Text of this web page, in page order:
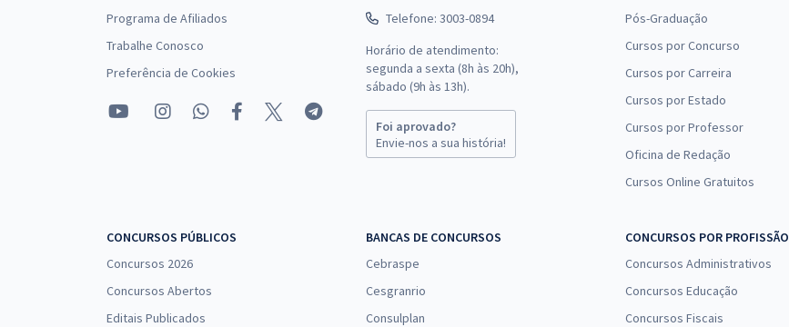
Programa de Afiliados
Trabalhe Conosco
Preferência de Cookies
Telefone: 3003-0894
Horário de atendimento:
segunda a sexta (8h às 20h),
sábado (9h às 13h).
Foi aprovado?
Envie-nos a sua história!
Pós-Graduação
Cursos por Concurso
Cursos por Carreira
Cursos por Estado
Cursos por Professor
Oficina de Redação
Cursos Online Gratuitos
CONCURSOS PÚBLICOS
Concursos 2026
Concursos Abertos
Editais Publicados
BANCAS DE CONCURSOS
Cebraspe
Cesgranrio
Consulplan
CONCURSOS POR PROFISSÃO
Concursos Administrativos
Concursos Educação
Concursos Fiscais